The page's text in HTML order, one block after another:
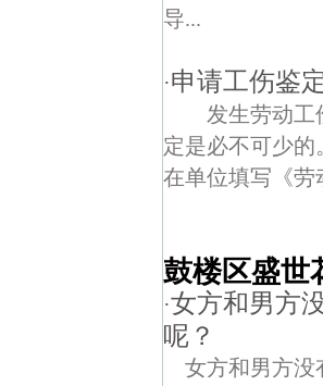
导...
·申请工伤鉴
发生劳动工
定是必不可少
在单位填写《劳
鼓楼区盛世
·女方和男方
呢？
女方和男方没